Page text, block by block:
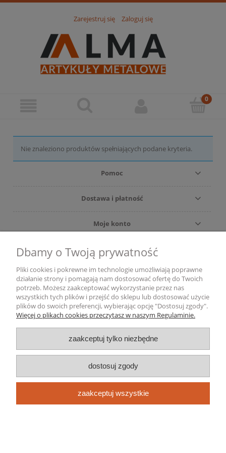
Zarejestruj się Zaloguj się
Nie znaleziono produktów spełniających podane kryteria.
Pomoc
Dostawa i płatność
Moje konto
Gwarancja i zwroty
Informacje o firmie
pokaż pełną wersję strony
Sklep internetowy Shoper.pl
Dbamy o Twoją prywatność
Pliki cookies i pokrewne im technologie umożliwiają poprawne
działanie strony i pomagają nam dostosować ofertę do Twoich
potrzeb. Możesz zaakceptować wykorzystanie przez nas
wszystkich tych plików i przejść do sklepu lub dostosować użycie
plików do swoich preferencji, wybierając opcję "Dostosuj zgody".
Więcej o plikach cookies przeczytasz w naszym Regulaminie.
zaakceptuj tylko niezbędne
dostosuj zgody
zaakceptuj wszystkie